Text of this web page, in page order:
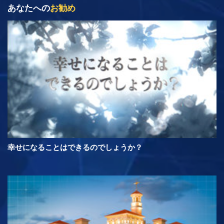
あなたへのお勧め
幸せになることはできるのでしょうか？